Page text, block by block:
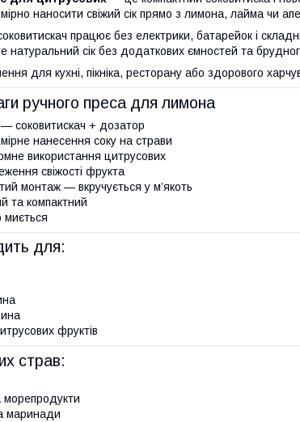
наносити свіжий сік прямо з лимона, лайма чи
працює без електрики, батарейок і
натуральний сік без додаткових ємностей та
для кухні, пікніка, ресторану або здорового
ручного преса для лимона
соковитискач + дозатор
нанесення соку на страви
використання цитрусових
свіжості фрукта
монтаж — вкручується у м’якоть
та компактний
миється
для:
фруктів
страв:
морепродукти
маринади